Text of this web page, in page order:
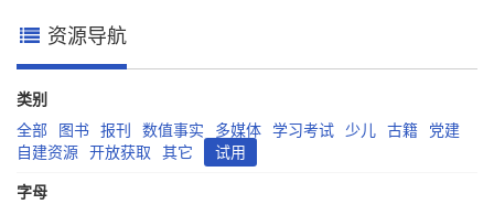
资源导航
类别
全部
图书 报刊 数值事实 多媒体 学习考试 少儿 古籍
党建
自建资源
开放获取 其它 试用
字母